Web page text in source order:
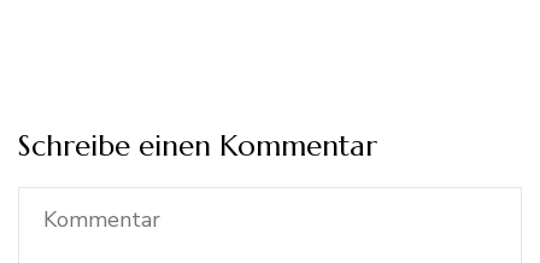
Schreibe einen Kommentar